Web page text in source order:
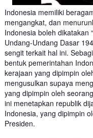
Indonesia memiliki
mengangkat, dan
Indonesia boleh dikatakan
Undang-Undang Dasar
sengit terkait hal ini.
bentuk pemerintahan
kerajaan yang dipimpin
mengusulkan supaya
yang dipimpin oleh
ini menetapkan republik
Indonesia, yang dipimpin
Presiden.